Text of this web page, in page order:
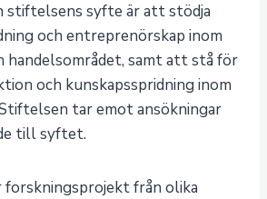
stiftelsens syfte är att stödja
och entreprenörskap inom
handelsområdet, samt att stå för
och kunskapsspridning inom
tar emot ansökningar
till syftet.
från olika